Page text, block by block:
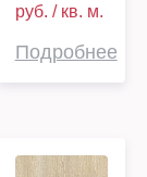
руб. / кв. м.
Подробнее